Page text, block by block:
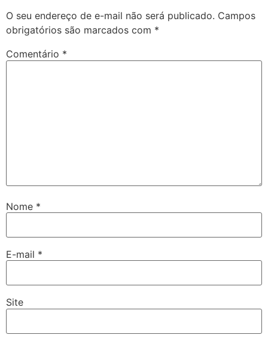
O seu endereço de e-mail não será publicado. Campos
obrigatórios são marcados com *
Comentário *
Nome *
E-mail *
Site